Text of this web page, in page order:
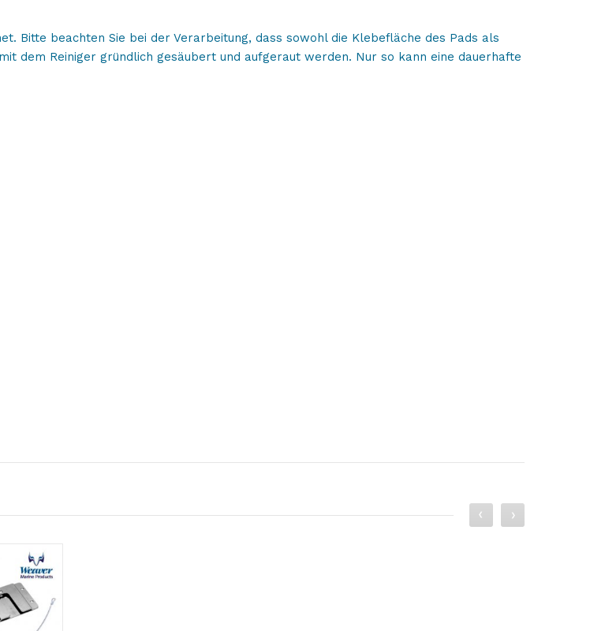
Bitte beachten Sie bei der Verarbeitung, dass sowohl die Klebefläche des Pads als
dem Reiniger gründlich gesäubert und aufgeraut werden. Nur so kann eine dauerhafte